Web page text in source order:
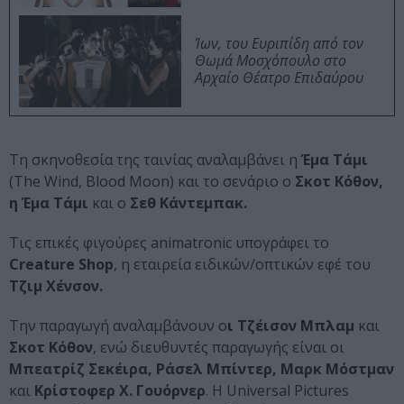
Ίων, του Ευριπίδη από τον
Θωμά Μοσχόπουλο στο
Αρχαίο Θέατρο Επιδαύρου
Τη σκηνοθεσία της ταινίας αναλαμβάνει η Έμα Τάμι
(The Wind, Blood Moon) και το σενάριο ο Σκοτ Κόθον,
η Έμα Τάμι και ο Σεθ Κάντεμπακ.
Τις επικές φιγούρες animatronic υπογράφει το
Creature Shop, η εταιρεία ειδικών/οπτικών εφέ του
Τζιμ Χένσον.
Την παραγωγή αναλαμβάνουν οι Τζέισον Μπλαμ και
Σκοτ Κόθον, ενώ διευθυντές παραγωγής είναι οι
Μπεατρίζ Σεκέιρα, Ράσελ Μπίντερ, Μαρκ Μόστμαν
και Κρίστοφερ Χ. Γουόρνερ. Η Universal Pictures